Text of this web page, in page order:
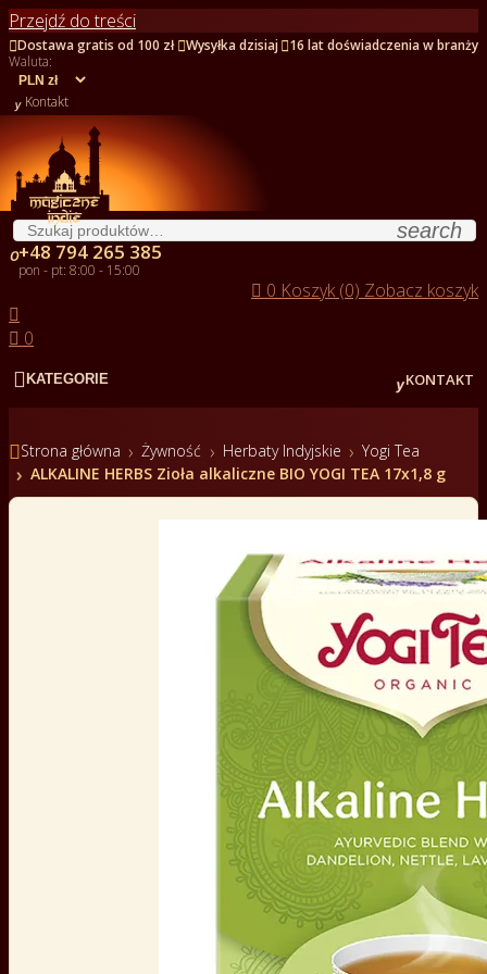
Przejdź do treści
Dostawa gratis od 100 zł Wysyłka dzisiaj 16 lat doświadczenia w branży
Waluta:
 Kontakt
search
+48 794 265 385
pon - pt: 8:00 - 15:00
 0 Koszyk (0) Zobacz koszyk

 0
 KATEGORIE KONTAKT
Strona główna Żywność Herbaty Indyjskie
Yogi Tea
ALKALINE HERBS Zioła alkaliczne BIO YOGI TEA 17x1,8 g